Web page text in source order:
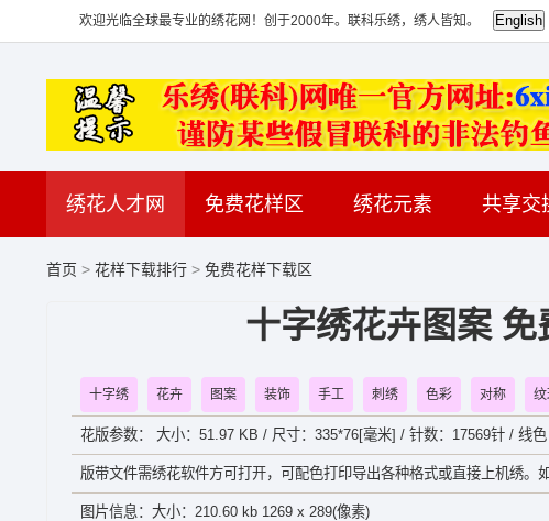
欢迎光临全球最专业的绣花网！创于2000年。联科乐绣，绣人皆知。
绣花人才网 免费花样区 绣花元素 共享交
首页 > 花样下载排行 > 免费花样下载区
十字绣花卉图案
十字绣 花卉 图案 装饰 手工 刺绣 色彩 对称
花版参数： 大小：51.97 KB / 尺寸：335*76[毫米] / 针数：17569针 / 线
版带文件需绣花软件方可打开，可配色打印导出各种格式或直接上机绣。
图片信息：大小：210.60 kb 1269 x 289(像素)